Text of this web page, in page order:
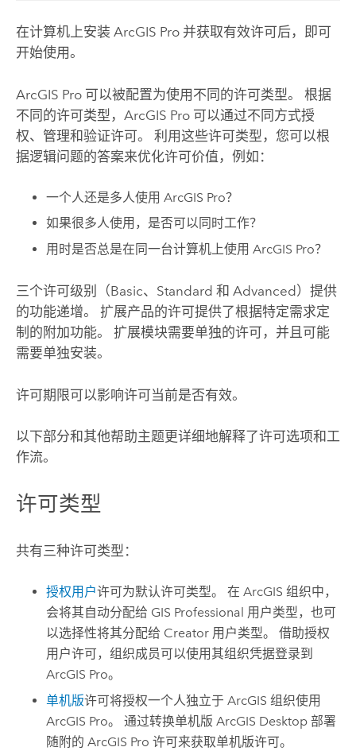
在计算机上安装 ArcGIS Pro并获取有效许可后，即可
开始使用。
ArcGIS Pro可以被配置为使用不同的许可类型。 根据
不同的许可类型， ArcGIS Pro可以通过不同方式授
权、管理和验证许可。 利用这些许可类型，您可以根
据逻辑问题的答案来优化许可价值，例如：
一个人还是多人使用ArcGIS Pro？
如果很多人使用，是否可以同时工作？
用时是否总是在同一台计算机上使用ArcGIS Pro？
三个许可级别（Basic、Standard 和 Advanced）提供
的功能递增。 扩展产品的许可提供了根据特定需求定
制的附加功能。 扩展模块需要单独的许可，并且可能
需要单独安装。
许可期限可以影响许可当前是否有效。
以下部分和其他帮助主题更详细地解释了许可选项和工
作流。
许可类型
共有三种许可类型：
授权用户许可为默认许可类型。 在 ArcGIS 组织中，
会将其自动分配给 GIS Professional 用户类型，也可
以选择性将其分配给 Creator 用户类型。 借助授权
用户许可，组织成员可以使用其组织凭据登录到
ArcGIS Pro。
单机版许可将授权一个人独立于 ArcGIS 组织使用
ArcGIS Pro。 通过转换单机版ArcGIS Desktop 部署
随附的ArcGIS Pro 许可来获取单机版许可。